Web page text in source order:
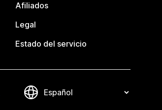
Afiliados
Legal
Estado del servicio